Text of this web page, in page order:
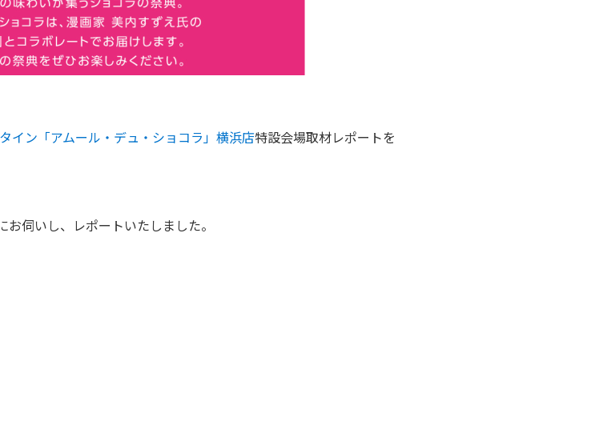
イン「アムール・デュ・ショコラ」横浜店特設会場取材レポートを
伺いし、レポートいたしました。